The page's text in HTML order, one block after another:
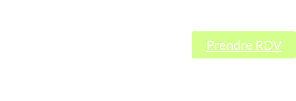
Prendre RDV